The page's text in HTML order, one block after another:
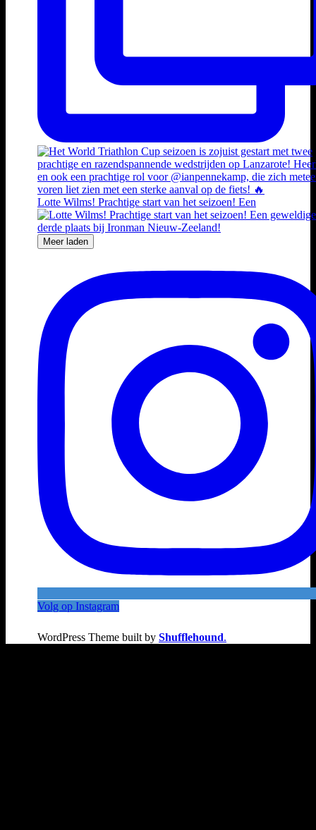
Lotte Wilms! Prachtige start van het seizoen! Een
Meer laden
Volg op Instagram
WordPress Theme built by Shufflehound.